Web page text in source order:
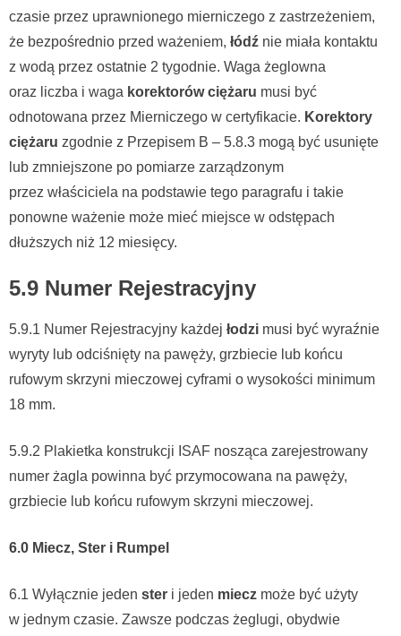
czasie przez uprawnionego mierniczego z zastrzeżeniem,
że bezpośrednio przed ważeniem, łódź nie miała kontaktu
z wodą przez ostatnie 2 tygodnie. Waga żeglowna
oraz liczba i waga korektorów ciężaru musi być
odnotowana przez Mierniczego w certyfikacie. Korektory
ciężaru zgodnie z Przepisem B – 5.8.3 mogą być usunięte
lub zmniejszone po pomiarze zarządzonym
przez właściciela na podstawie tego paragrafu i takie
ponowne ważenie może mieć miejsce w odstępach
dłuższych niż 12 miesięcy.
5.9 Numer Rejestracyjny
5.9.1 Numer Rejestracyjny każdej łodzi musi być wyraźnie
wyryty lub odciśnięty na pawęży, grzbiecie lub końcu
rufowym skrzyni mieczowej cyframi o wysokości minimum
18 mm.
5.9.2 Plakietka konstrukcji ISAF nosząca zarejestrowany
numer żagla powinna być przymocowana na pawęży,
grzbiecie lub końcu rufowym skrzyni mieczowej.
6.0 Miecz, Ster i Rumpel
6.1 Wyłącznie jeden ster i jeden miecz może być użyty
w jednym czasie. Zawsze podczas żeglugi, obydwie